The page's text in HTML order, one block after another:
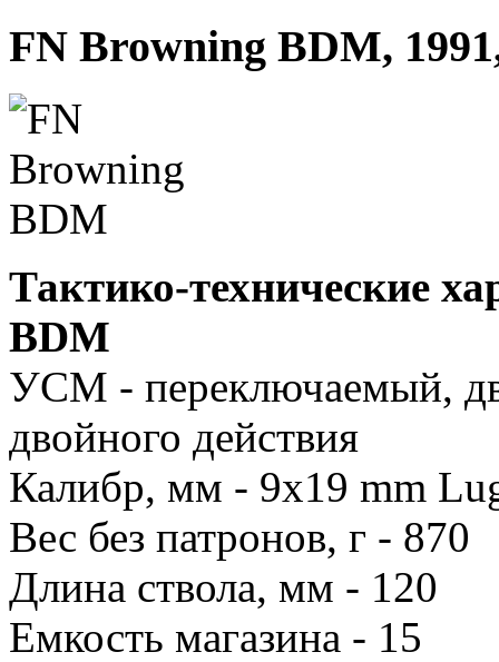
FN Browning BDM,
Тактико-технические
BDM
УСМ - переключаемый,
двойного действия
Калибр, мм - 9x19 mm
Вес без патронов, г - 870
Длина ствола, мм - 120
Емкость магазина - 15